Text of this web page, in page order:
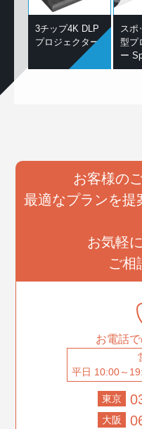
3チップ4K DLP
プロジェクター
スポ
型プ
ー
お客様の
最適なプランを提
お気軽
ご相
お電話
平日 10:00～
東京
大阪